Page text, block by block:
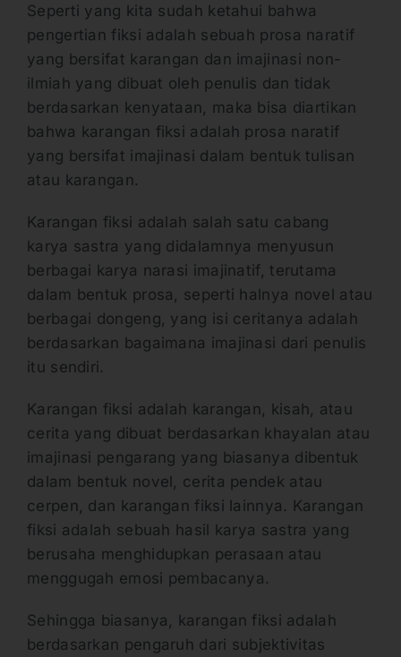
Seperti yang kita sudah ketahui bahwa
pengertian fiksi adalah sebuah prosa naratif
yang bersifat karangan dan imajinasi non-
ilmiah yang dibuat oleh penulis dan tidak
berdasarkan kenyataan, maka bisa diartikan
bahwa karangan fiksi adalah prosa naratif
yang bersifat imajinasi dalam bentuk tulisan
atau karangan.
Karangan fiksi adalah salah satu cabang
karya sastra yang didalamnya menyusun
berbagai karya narasi imajinatif, terutama
dalam bentuk prosa, seperti halnya novel atau
berbagai dongeng, yang isi ceritanya adalah
berdasarkan bagaimana imajinasi dari penulis
itu sendiri.
Karangan fiksi adalah karangan, kisah, atau
cerita yang dibuat berdasarkan khayalan atau
imajinasi pengarang yang biasanya dibentuk
dalam bentuk novel, cerita pendek atau
cerpen, dan karangan fiksi lainnya. Karangan
fiksi adalah sebuah hasil karya sastra yang
berusaha menghidupkan perasaan atau
menggugah emosi pembacanya.
Sehingga biasanya, karangan fiksi adalah
berdasarkan pengaruh dari subjektivitas